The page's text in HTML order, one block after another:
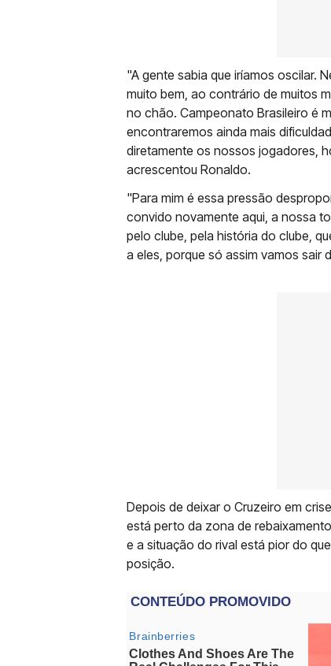
"A gente sabia que iríamos oscilar.
muito bem, ao contrário de muitos
no chão. Campeonato Brasileiro é
encontraremos ainda mais
diretamente os nossos jogadores,
acrescentou Ronaldo.
"Para mim é essa pressão
convido novamente aqui, a nossa
pelo clube, pela história do clube,
a eles, porque só assim vamos sair
Depois de deixar o Cruzeiro em
está perto da zona de
e a situação do rival está pior do
posição.